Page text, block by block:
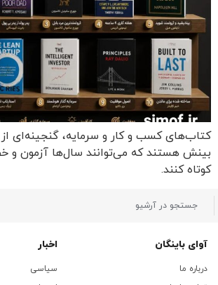
کتاب‌های کسب و کار و سرمایه، گنجینه‌ای از
بینش هستند که می‌توانند سال‌ها آزمون و
کوتاه کنند.
آوای باینگان
درباره ما
اخبار
سیاسی